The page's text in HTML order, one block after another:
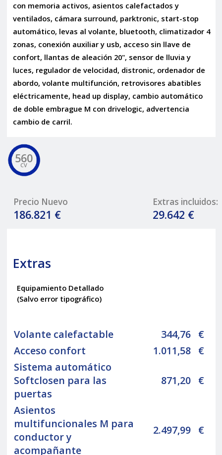
con memoria activos, asientos calefactados y
ventilados, cámara surround, parktronic, start-stop
automático, levas al volante, bluetooth, climatizador 4
zonas, conexión auxiliar y usb, acceso sin llave de
confort, llantas de aleación 20", sensor de lluvia y
luces, regulador de velocidad, distronic, ordenador de
abordo, volante multifunción, retrovisores abatibles
eléctricamente, head up display, cambio automático
de doble embrague M con drivelogic, advertencia
cambio de carril.
560
CV
Precio Nuevo
186.821 €
Extras incluidos:
29.642 €
Extras
Equipamiento Detallado
(Salvo error tipográfico)
Volante calefactable 344,76 €
Acceso confort
1.011,58 €
Sistema automático
Softclosen para las
puertas
871,20 €
Asientos
multifuncionales M para
conductor y
acompañante
2.497,99 €